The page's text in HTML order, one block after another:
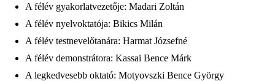
A félév gyakorlatvezetője: Madari Zoltán
A félév nyelvoktatója: Bikics Milán
A félév testnevelőtanára: Harmat Józsefné
A félév demonstrátora: Kassai Bence Márk
A legkedvesebb oktató: Motyovszki Bence György